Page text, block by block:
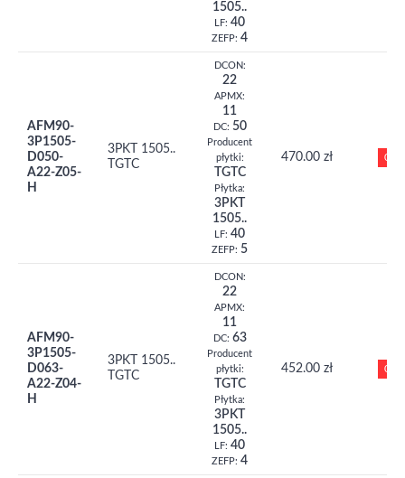
1505..
LF: 40
ZEFP: 4
AFM90-
3P1505-
D050-
A22-Z05-
H
3PKT 1505..
TGTC
DCON:
22
APMX:
11
DC: 50
Producent
płytki:
TGTC
Płytka:
3PKT
1505..
LF: 40
ZEFP: 5
470.00 zł 0
AFM90-
3P1505-
D063-
A22-Z04-
H
3PKT 1505..
TGTC
DCON:
22
APMX:
11
DC: 63
Producent
płytki:
TGTC
Płytka:
3PKT
1505..
LF: 40
ZEFP: 4
452.00 zł 0